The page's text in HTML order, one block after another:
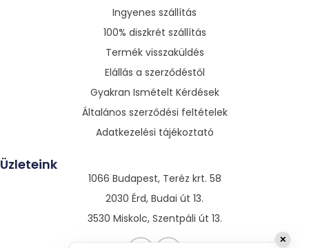
Ingyenes szállítás
100% diszkrét szállítás
Termék visszaküldés
Elállás a szerződéstől
Gyakran Ismételt Kérdések
Általános szerződési feltételek
Adatkezelési tájékoztató
Üzleteink
1066 Budapest, Teréz krt. 58
2030 Érd, Budai út 13.
3530 Miskolc, Szentpáli út 13.
✕